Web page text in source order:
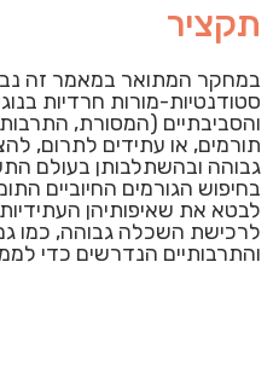
תקציר
במחקר המתואר במאמר זה
סטודנטיות-מורות חרדיות
והסביבתיים (המסורת,
תורמים, או עתידים לתרום,
גבוהה ובהשתלבותן בעולם
בחיפוש הגורמים החיוביים
לבטא את שאיפותיהן
לרכישת השכלה גבוהה, כמו
והתרבותיים הנדרשים כדי